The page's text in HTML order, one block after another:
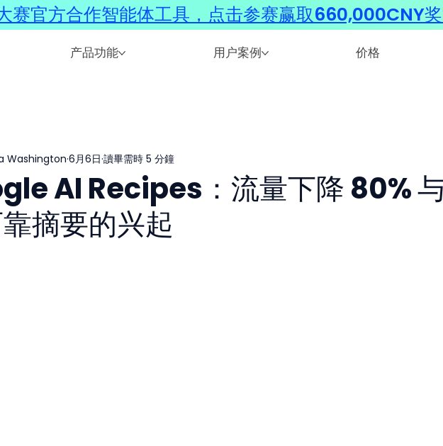
产品功能 用户案例 价格
AI Recipes：流量下降 80%
摘要的兴起
Washington 6月6日 讀畢需時 5 分鐘
赛官方合作智能体工具，点击参赛赢取660,000CNY